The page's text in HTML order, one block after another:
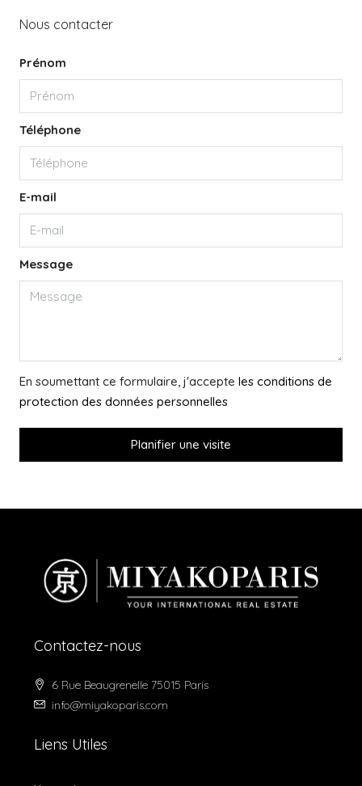
Nous contacter
Prénom
Téléphone
E-mail
Message
En soumettant ce formulaire, j'accepte les conditions de
protection des données personnelles
Planifier une visite
Contactez-nous
6 Rue Beaugrenelle 75015 Paris
info@miyakoparis.com
Liens Utiles